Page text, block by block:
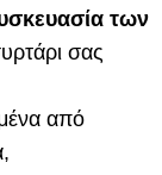
των
σας
από